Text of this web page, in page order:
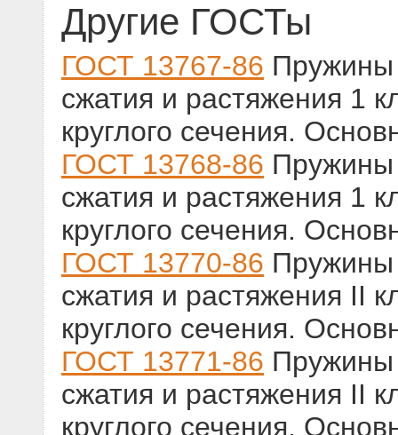
Другие ГОСТы
ГОСТ 13767-86 Пружины
сжатия и растяжения 1
круглого сечения.
ГОСТ 13768-86 Пружины
сжатия и растяжения 1
круглого сечения.
ГОСТ 13770-86 Пружины
сжатия и растяжения II
круглого сечения.
ГОСТ 13771-86 Пружины
сжатия и растяжения II
круглого сечения.